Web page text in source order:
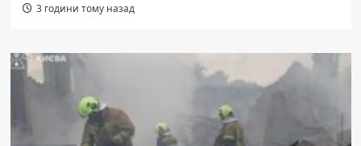
3 години тому назад